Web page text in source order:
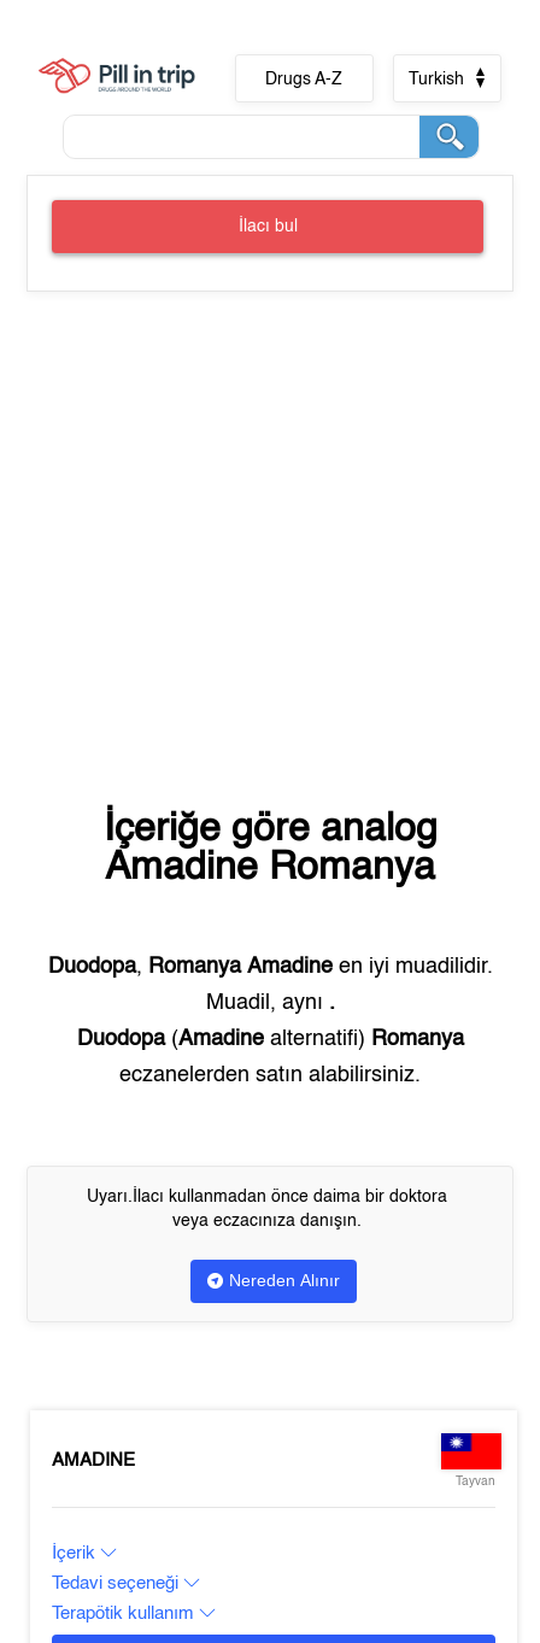
Drugs A-Z Turkish
İlacı bul
İçeriğe göre analog
Amadine Romanya
Duodopa, Romanya Amadineen iyi muadilidir.
Muadil, aynı .
Duodopa(Amadinealternatifi) Romanya
eczanelerden satın alabilirsiniz.
Uyarı.İlacı kullanmadan önce daima bir doktora
veya eczacınıza danışın.
Nereden Alınır
AMADINE
Tayvan
İçerik
Tedavi seçeneği
Terapötik kullanım